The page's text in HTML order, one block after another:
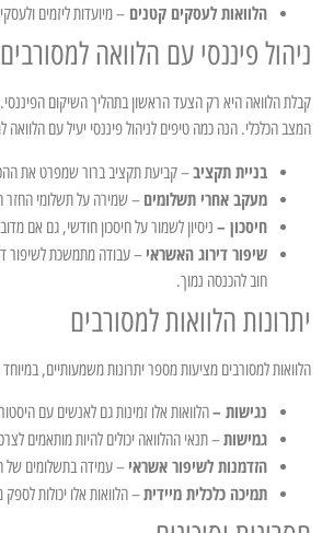
הלוואות לעסקים קטנים – מיועדות ליזמים
ניהול פיננסי עם הלוואה למסורבים
קבלת הלוואה היא רק הצעד הראשון בתהליך השיקום
המצב הכלכלי. הנה כמה טיפים לניהול פיננסי יעיל עם הלוואה
בניית תקציב– קביעת תקציב ברור שמפרט את
מעקב אחרי תשלומים – שמירה על תשלומי החזר
חיסכון – ניסיון לשמור על חיסכון חודשי, גם אם
שיפור דירוג האשראי – עבודה מתמשכת לשיפור
חוב להכנסה נמוך.
יתרונות הלוואות למסורבים
הלוואות למסורבים מציעות מספר יתרונות משמעותיים,
נגישות –הלוואות אלו זמינות גם לאנשים עם
גמישות– תנאי ההלוואה יכולים להיות מותאמים
הזדמנות לשיפור אשראי – עמידה בתשלומים של
תמיכה כלכלית מיידית– הלוואות אלו יכולות